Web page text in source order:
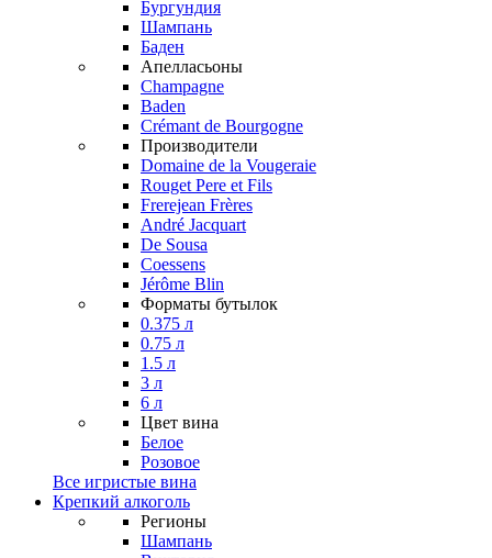
Бургундия
Шампань
Баден
Апелласьоны
Champagne
Baden
Crémant de Bourgogne
Производители
Domaine de la Vougeraie
Rouget Pere et Fils
Frerejean Frères
André Jacquart
De Sousa
Coessens
Jérôme Blin
Форматы бутылок
0.375 л
0.75 л
1.5 л
3 л
6 л
Цвет вина
Белое
Розовое
Все игристые вина
Крепкий алкоголь
Регионы
Шампань